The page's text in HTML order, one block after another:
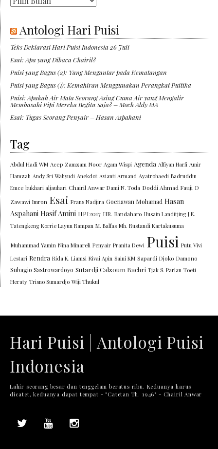
Antologi Hari Puisi
Teks Deklarasi Hari Puisi Indonesia 26 Juli
Esai: Apa yang Dibaca Chairil?
Puisi yang Bagus (2): Yang Mengantar pada Kematangan
Puisi yang Bagus (1): Kemahiran Menggunakan Perangkat Puitika
Puisi: Apakah Air Mata Seorang Asing Cuma Air yang Mengalir
Membasahi Pipi Mereka Begitu Saja? – Moch Aldy MA
Esai: Tugas Seorang Penyair – Hasan Aspahani
Tag
Abdul Hadi WM Acep Zamzam Noor Agam Wispi Agenda Alfiyan Harfi Amir
Hamzah Andy Sri Wahyudi Anekdot Avianti Armand Ayatrohaedi Badruddin
Emce bukhari aljauhari Chairil Anwar Dami N. Toda Doddi Ahmad Fauji D
Zawawi Imron Esai Frans Nadjira Goenawan Mohamad Hasan
Aspahani Hasif Amini HPI2017 HR. Bandaharo Husain Landitjing J.E.
Tatengkeng Korrie Layun Rampan M. Balfas Mh. Rustandi Kartakusuma
Muhammad Yamin Nina Minareli Penyair Pranita Dewi Puisi Putu Vivi
Lestari Rendra Rida K. Liamsi Rivai Apin Saini KM Sapardi Djoko Damono
Subagio Sastrowardoyo Sutardji Calzoum Bachri Tjak S. Parlan Toeti
Heraty Trisno Sumardjo Wiji Thukul
Hari Puisi | Antologi Puisi
Indonesia
Lahir seorang besar dan tenggelam beratus ribu. Keduanya harus
dicatet, keduanya dapat tempat - "Catetan Th. 1946" - Chairil Anwar